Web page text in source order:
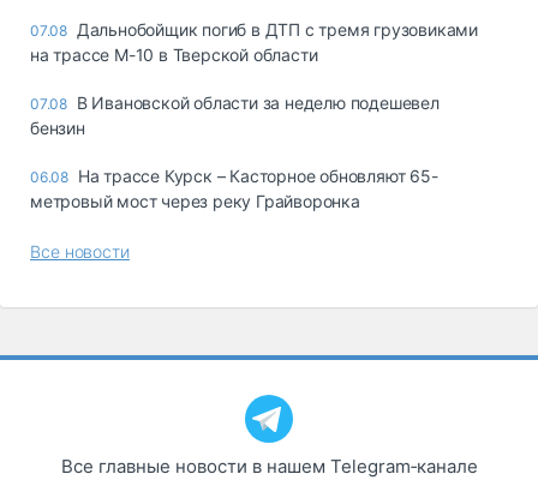
07.08 Дальнобойщик погиб в ДТП с тремя грузовиками
на трассе М-10 в Тверской области
07.08 В Ивановской области за неделю подешевел
бензин
06.08 На трассе Курск – Касторное обновляют 65-
метровый мост через реку Грайворонка
Все новости
Все главные новости в нашем Telegram‑канале